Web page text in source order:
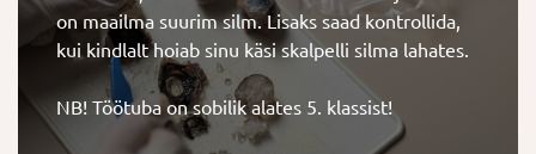
on maailma suurim silm. Lisaks saad kontrollida,
kui kindlalt hoiab sinu käsi skalpelli silma lahates.
NB! Töötuba on sobilik alates 5. klassist!